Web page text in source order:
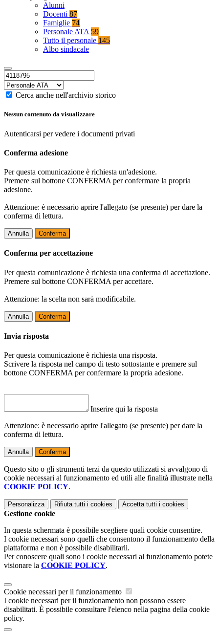
Alunni
Docenti 87
Famiglie 74
Personale ATA 59
Tutto il personale 145
Albo sindacale
Cerca anche nell'archivio storico
Nessun contenuto da visualizzare
Autenticarsi per vedere i documenti privati
Conferma adesione
Per questa comunicazione è richiesta un'adesione.
Premere sul bottone CONFERMA per confermare la propria
adesione.
Attenzione: è necessario aprire l'allegato (se presente) per dare la
conferma di lettura.
Annulla Conferma
Conferma per accettazione
Per questa comunicazione è richiesta una conferma di accettazione.
Premere sul bottone CONFERMA per accettare.
Attenzione: la scelta non sarà modificabile.
Annulla Conferma
Invia risposta
Per questa comunicazione è richiesta una risposta.
Scrivere la risposta nel campo di testo sottostante e premere sul
bottone CONFERMA per confermare la propria adesione.
Inserire qui la risposta
Attenzione: è necessario aprire l'allegato (se presente) per dare la
conferma di lettura.
Annulla Conferma
Questo sito o gli strumenti terzi da questo utilizzati si avvalgono di
cookie necessari al funzionamento ed utili alle finalità illustrate nella
COOKIE POLICY.
Personalizza Rifiuta tutti i cookies Accetta tutti i cookies
Gestione cookie
In questa schermata è possibile scegliere quali cookie consentire.
I cookie necessari sono quelli che consentono il funzionamento della
piattaforma e non è possibile disabilitarli.
Per conoscere quali sono i cookie necessari al funzionamento potete
visionare la COOKIE POLICY.
Cookie necessari per il funzionamento
I cookie necessari per il funzionamento non possono essere
disabilitati. È possibile consultare l'elenco nella pagina della cookie
policy.